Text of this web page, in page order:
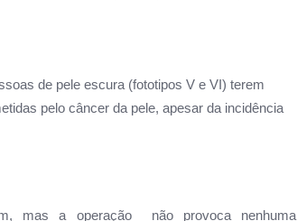
de pele escura (fototipos V e VI) terem
pelo câncer da pele, apesar da incidência
mas a operação não provoca nenhuma